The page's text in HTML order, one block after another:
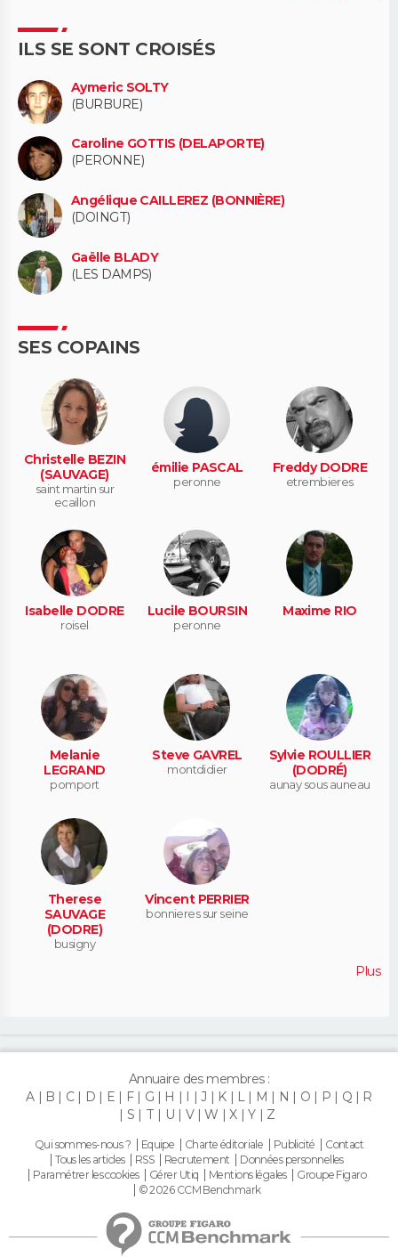
ILS SE SONT CROISÉS
Aymeric SOLTY
(BURBURE)
Caroline GOTTIS (DELAPORTE)
(PERONNE)
Angélique CAILLEREZ (BONNIÈRE)
(DOINGT)
Gaëlle BLADY
(LES DAMPS)
SES COPAINS
Christelle BEZIN
(SAUVAGE)
saint martin sur
ecaillon
émilie PASCAL
peronne
Freddy DODRE
etrembieres
Isabelle DODRE
roisel
Lucile BOURSIN
peronne
Maxime RIO
Melanie
LEGRAND
pomport
Steve GAVREL
montdidier
Sylvie ROULLIER
(DODRÉ)
aunay sous auneau
Therese
SAUVAGE
(DODRE)
busigny
Vincent PERRIER
bonnieres sur seine
Plus
Annuaire des membres :
A
B C D E F G H J K L M N O P Q
R
S
T U V W X Y Z
Qui sommes-nous ? Equipe Charte éditoriale Publicité
Contact
Tous les articles
RSS Recrutement
Données personnelles
Paramétrer les cookies
Gérer Utiq Mentions légales
Groupe Figaro
© 2026 CCM Benchmark